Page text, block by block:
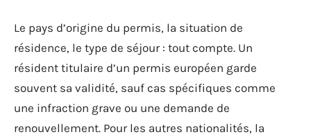
Le pays d’origine du permis, la situation de
résidence, le type de séjour : tout compte. Un
résident titulaire d’un permis européen garde
souvent sa validité, sauf cas spécifiques comme
une infraction grave ou une demande de
renouvellement. Pour les autres nationalités, la